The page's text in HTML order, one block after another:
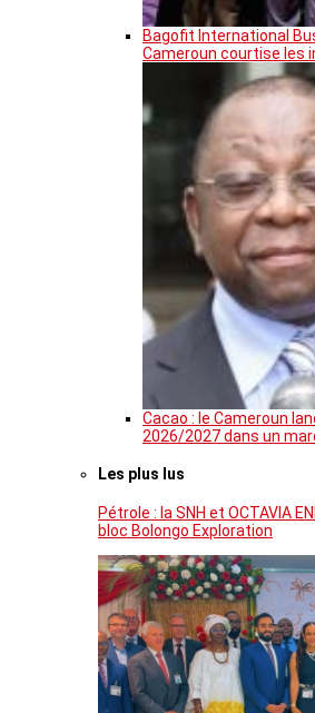
Bagofit International
Cameroun courtise les
Cacao : le Cameroun
2026/2027 dans un
Les plus lus
Pétrole : la SNH et OCTAVIA
bloc Bolongo Exploration